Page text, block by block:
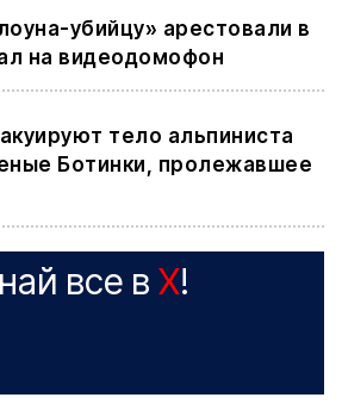
убийцу» арестовали в
на видеодомофон
тело альпиниста
Ботинки, пролежавшее
все в X!